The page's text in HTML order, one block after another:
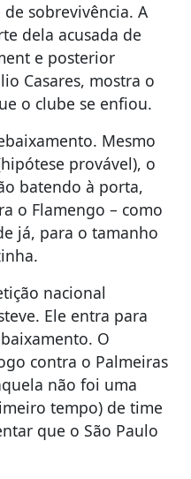
sobrevivência. A
dela acusada de
e posterior
Casares, mostra o
o clube se enfiou.
Mesmo
provável), o
batendo à porta,
o Flamengo – como
já, para o tamanho
nacional
Ele entra para
O
contra o Palmeiras
não foi uma
tempo) de time
que o São Paulo